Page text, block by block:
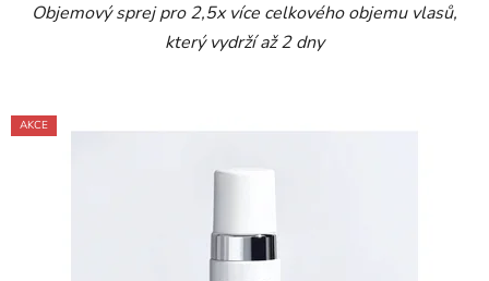
Objemový sprej pro 2,5x více celkového objemu vlasů,
který vydrží až 2 dny
AKCE